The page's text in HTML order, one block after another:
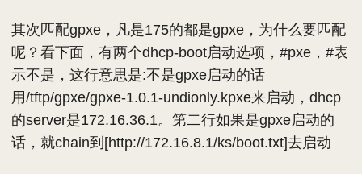
其次匹配gpxe，凡是175的都是gpxe，为什么要匹配
呢？看下面，有两个dhcp-boot启动选项，#pxe，#表
示不是，这行意思是:不是gpxe启动的话
用/tftp/gpxe/gpxe-1.0.1-undionly.kpxe来启动，dhcp
的server是172.16.36.1。第二行如果是gpxe启动的
话，就chain到[http://172.16.8.1/ks/boot.txt]去启动